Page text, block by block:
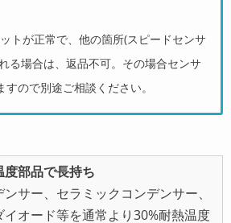
トが正常で、他の箇所(スピードセンサ
る場合は、返品不可。その場合センサ
ので別途ご相談ください。
部品で長持ち
サー、セラミックコンデンサー、
イオード等を通常より30%耐熱温度